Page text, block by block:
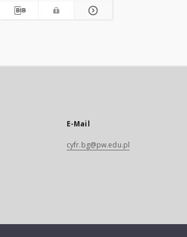
E-Mail
cyfr.bg@pw.edu.pl